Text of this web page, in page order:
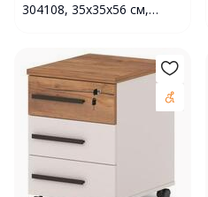
304108, 35х35х56 см,